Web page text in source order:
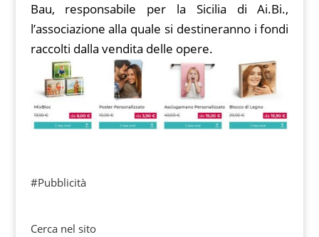
Bau, responsabile per la Sicilia di Ai.Bi.,
l’associazione alla quale si destineranno i fondi
raccolti dalla vendita delle opere.
#Pubblicità
Cerca nel sito